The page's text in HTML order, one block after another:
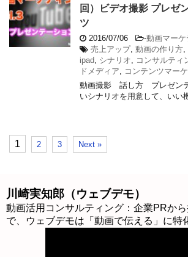
回）ビデオ撮影 プレゼ
ツ
2016/07/06 -動画マー
売上アップ, 動画の作り方,
ipad, シナリオ, コンサルティ
ドメディア, コンテンツマー
動画撮影 話し方 プレゼン
いシナリオを用意して、いい
1 2 3 Next »
川崎実知郎（ウェブデモ）
動画活用コンサルティング：企業PRか
で、ウェブデモは「動画で伝える」に特